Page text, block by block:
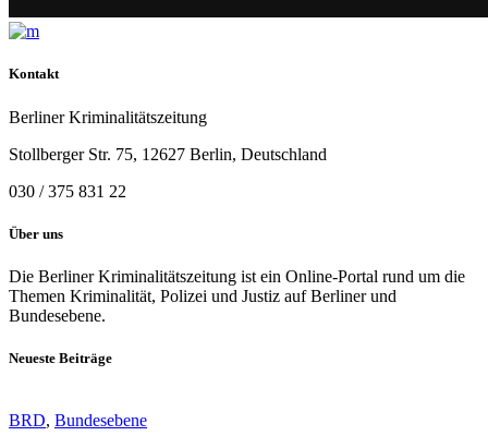
Kontakt
Berliner Kriminalitätszeitung
Stollberger Str. 75, 12627 Berlin, Deutschland
030 / 375 831 22
Über uns
Die Berliner Kriminalitätszeitung ist ein Online-Portal rund um die
Themen Kriminalität, Polizei und Justiz auf Berliner und
Bundesebene.
Neueste Beiträge
BRD, Bundesebene